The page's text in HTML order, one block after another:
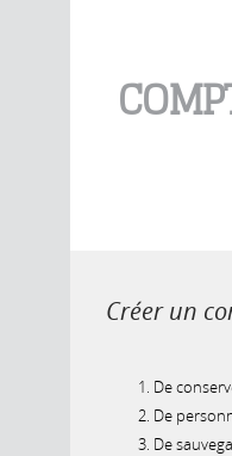
Créer un
De
De
De